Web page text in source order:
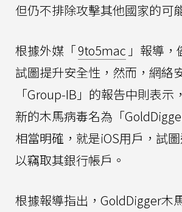
但仍不排除攻擊其他國家的可
根據外媒「9to5mac 」報導
試圖提升安全性，然而，網絡
「Group-IB」的報告中則表示
新的木馬病毒名為「
相當明確，就是iOS用戶，試
以竊取其銀行帳戶。
根據報導指出，GoldDigger木